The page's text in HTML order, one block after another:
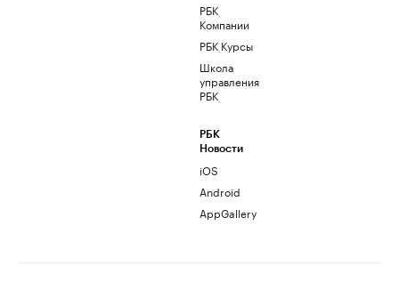
РБК
Компании
РБК Курсы
Школа
управления
РБК
РБК
Новости
iOS
Android
AppGallery